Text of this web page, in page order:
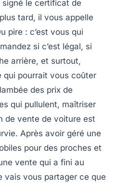
le certificat de
tard, il vous appelle
pire : c’est vous qui
si c’est légal, si
arrière, et surtout,
pourrait vous coûter
des prix de
qui pullulent, maîtriser
de vente de voiture est
Après avoir géré une
pour des proches et
vente qui a fini au
vais vous partager ce que